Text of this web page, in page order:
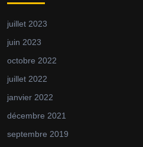
juillet 2023
juin 2023
octobre 2022
juillet 2022
janvier 2022
décembre 2021
septembre 2019